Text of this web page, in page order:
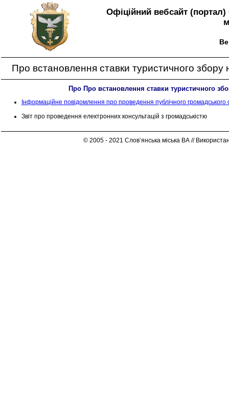
Офіційний вебсайт (портал)
Про встановлення ставки туристичного збору
Про Про встановлення ставки туристичного
Інформаційне повідомлення про проведення публічного громадського
Звіт про проведення електронних консультацій з громадськістю
© 2005 - 2021 Слов’янська міська ВА //